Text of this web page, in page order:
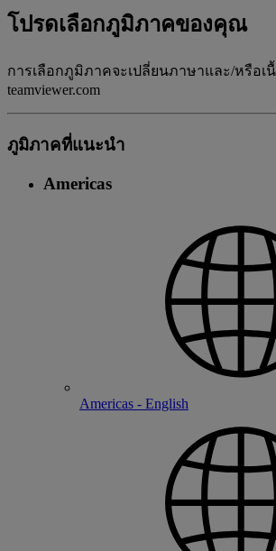
โปรดเลือกภูมิภาคของคุณ
การเลือกภูมิภาคจะเปลี่ยนภาษาและ/หรือเ
teamviewer.com
ภูมิภาคที่แนะนํา
Americas
Americas - English